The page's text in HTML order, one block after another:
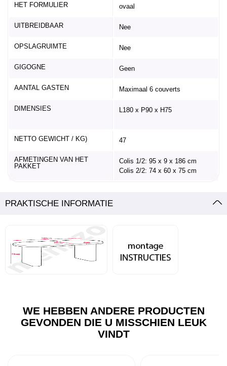
HET FORMULIER ovaal
UITBREIDBAAR Nee
OPSLAGRUIMTE Nee
GIGOGNE Geen
AANTAL GASTEN Maximaal 6 couverts
DIMENSIES L180 x P90 x H75
NETTO GEWICHT / KG) 47
AFMETINGEN VAN HET
PAKKET
Colis 1/2: 95 x 9 x 186 cm
Colis 2/2: 74 x 60 x 75 cm
PRAKTISCHE INFORMATIE
WE HEBBEN ANDERE PRODUCTEN
GEVONDEN DIE U MISSCHIEN LEUK
VINDT